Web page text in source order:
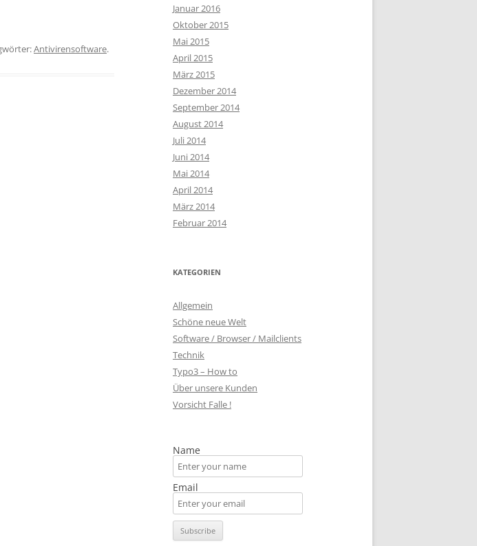
Antivirensoftware.
Januar 2016
Oktober 2015
Mai 2015
April 2015
März 2015
Dezember 2014
September 2014
August 2014
Juli 2014
Juni 2014
Mai 2014
April 2014
März 2014
Februar 2014
KATEGORIEN
Allgemein
Schöne neue Welt
Software / Browser / Mailclients
Technik
Typo3 – How to
Über unsere Kunden
Vorsicht Falle !
Name
Email